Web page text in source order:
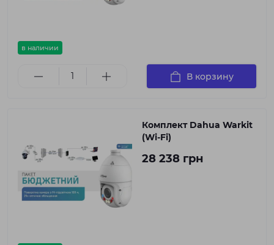
в наличии
В корзину
Комплект Dahua Warkit
(Wi-Fi)
28 238 грн